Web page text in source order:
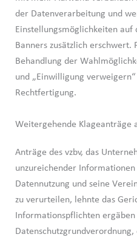
der Datenverarbeitung und
Einstellungsmöglichkeiten auf
Banners zusätzlich erschwert.
Behandlung der
und „Einwilligung
Rechtfertigung.
Weitergehende Klageanträge
Anträge des vzbv, das
unzureichender
Datennutzung und seine
zu verurteilen, lehnte das
Informationspflichten